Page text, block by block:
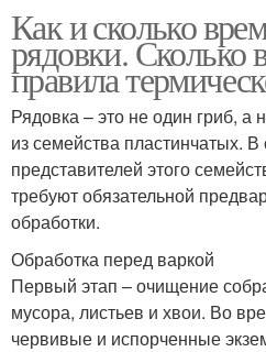
Как и сколько
рядовки. Сколько
правила
Рядовка – это не один гриб, а
из семейства пластинчатых. В
представителей этого
требуют обязательной
обработки.
Обработка перед варкой
Первый этап – очищение
мусора, листьев и хвои. Во
червивые и испорченные